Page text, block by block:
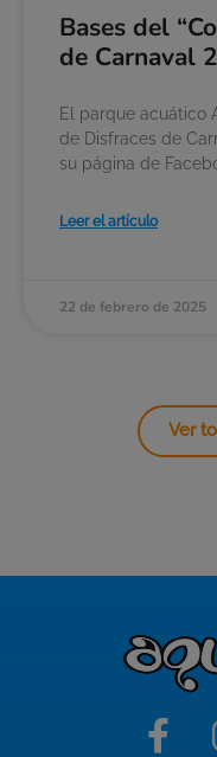
Bases del
de Carnaval
El parque acuático
de Disfraces de
su página de
Leer el artículo
22 de febrero de 2025
Ver